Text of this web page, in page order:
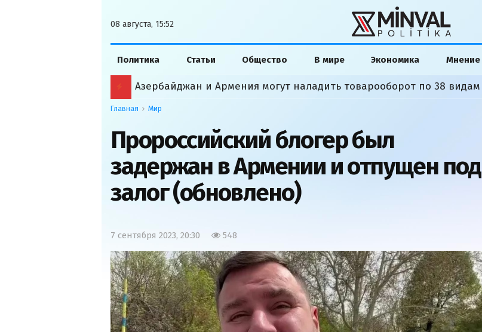
08 августа, 15:52
Политика Статьи Общество В мире Экономика Мнение
Главная Мир
Пророссийский блогер был
задержан в Армении и отпущен под
залог (обновлено)
7 сентября 2023, 20:30 548